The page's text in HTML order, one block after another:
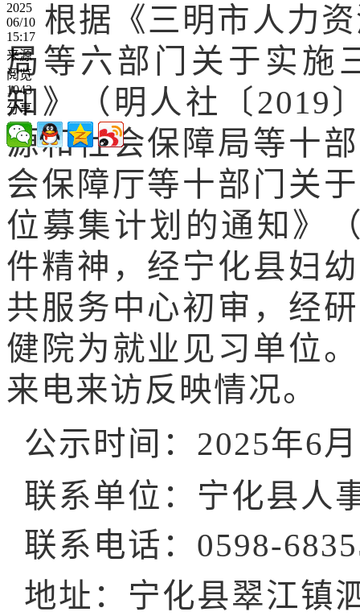
2025
06/10
15:17
来源
阅览
1043
分享
根据《三明市人力
局等六部门关于实施
知》（明人社〔2019
源和社会保障局等十
会保障厅等十部门关
位募集计划的通知》
件精神，经宁化县妇
共服务中心初审，经
健院为就业见习单位
来电来访反映情况。
公示时间：2025年6
联系单位：宁化县人
联系电话：0598-
地址：宁化县翠江镇